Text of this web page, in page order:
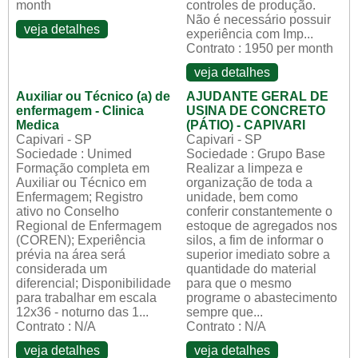
month
veja detalhes
controles de produção.
Não é necessário possuir
experiência com Imp...
Contrato : 1950 per month
veja detalhes
Auxiliar ou Técnico (a) de
enfermagem - Clinica
Medica
Capivari - SP
Sociedade : Unimed
Formação completa em
Auxiliar ou Técnico em
Enfermagem; Registro
ativo no Conselho
Regional de Enfermagem
(COREN); Experiência
prévia na área será
considerada um
diferencial; Disponibilidade
para trabalhar em escala
12x36 - noturno das 1...
Contrato : N/A
veja detalhes
AJUDANTE GERAL DE
USINA DE CONCRETO
(PÁTIO) - CAPIVARI
Capivari - SP
Sociedade : Grupo Base
Realizar a limpeza e
organização de toda a
unidade, bem como
conferir constantemente o
estoque de agregados nos
silos, a fim de informar o
superior imediato sobre a
quantidade do material
para que o mesmo
programe o abastecimento
sempre que...
Contrato : N/A
veja detalhes